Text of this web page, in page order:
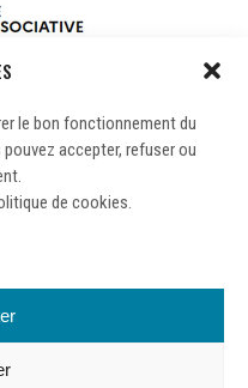
le bon fonctionnement du
accepter, refuser ou
de cookies.